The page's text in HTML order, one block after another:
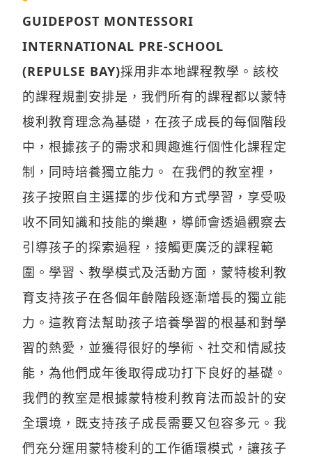
GUIDEPOST MONTESSORI
INTERNATIONAL PRE-SCHOOL
(REPULSE BAY)採用非本地課程教學。該校
的課程規劃安排是，我們所有的課程都以蒙特
梭利教育理念為基礎，在孩子成長的每個階段
中，根據孩子的需求和興趣進行個性化課程定
制，同時培養獨立能力。 在我們的教室裡，
孩子按照自主選擇的步伐和方式學習，享受吸
收不同知識和技能的樂趣，導師會透過觀察去
引導孩子的探索過程，接觸更廣泛的課程範
圍。學習、教學模式及活動方面，蒙特梭利教
育支持孩子在各個年齡階段逐漸增長的獨立能
力。這教育法幫助孩子培養學習的根基和對學
習的熱愛，並獲得很好的學術、社交和情感技
能，為他們成年後取得成功打下良好的基礎。
我們的教室是根據蒙特梭利教育法而設計的安
全環境，既支持孩子成長需要又包容多元。我
們充分運用蒙特梭利的工作循環模式，讓孩子